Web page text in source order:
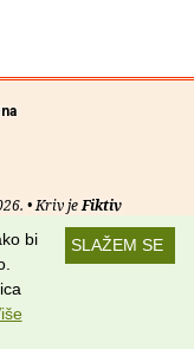
• Kriv jeFiktiv
RSS kanaliSLAŽEM SE
bi